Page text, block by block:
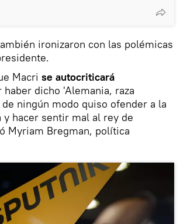
ironizaron con las polémicas
Macri se autocriticará
dicho 'Alemania, raza
ningún modo quiso ofender a la
y hacer sentir mal al rey de
Myriam Bregman, política